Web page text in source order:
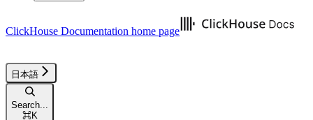
ClickHouse Documentation home page
日本語
Search...
⌘K